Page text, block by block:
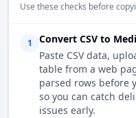
Use these checks before
1
Convert CSV to
Paste CSV data,
table from a web
parsed rows before
so you can catch
issues early.